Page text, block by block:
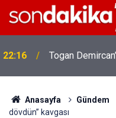
22:16 Togan
Anasayfa Gündem
dövdün” kavgası